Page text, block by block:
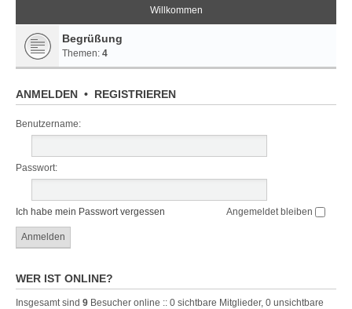
Willkommen
Begrüßung
Themen: 4
ANMELDEN • REGISTRIEREN
Benutzername:
Passwort:
Ich habe mein Passwort vergessen Angemeldet bleiben
WER IST ONLINE?
Insgesamt sind 9 Besucher online :: 0 sichtbare Mitglieder, 0 unsichtbare